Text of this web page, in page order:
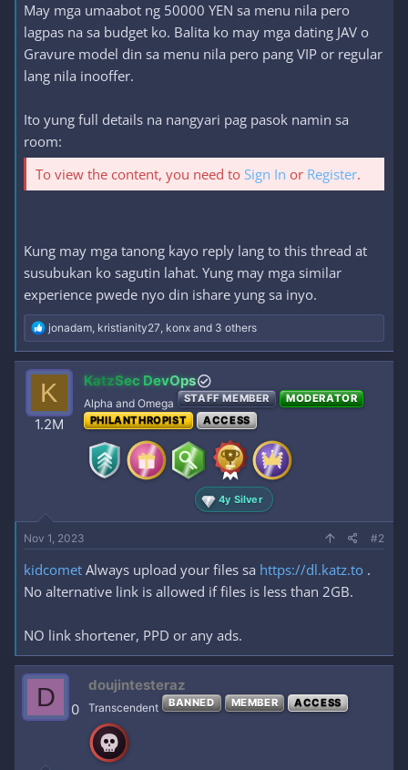
May mga umaabot ng 50000 YEN sa menu nila pero
lagpas na sa budget ko. Balita ko may mga dating JAV o
Gravure model din sa menu nila pero pang VIP or regular
lang nila inooffer.
Ito yung full details na nangyari pag pasok namin sa
room:
To view the content, you need to Sign In or Register.
Kung may mga tanong kayo reply lang to this thread at
susubukan ko sagutin lahat. Yung may mga similar
experience pwede nyo din ishare yung sa inyo.
R
e
a
c
t
i
o
n
jonadam, kristianity27, konx and 3 others
K
1.2M
KatzSec DevOps
Alpha and Omega STAFF MEMBER
MODERATOR
PHILANTHROPIST
ACCESS
4y Silver
Nov 1, 2023 #2
kidcomet Always upload your files sa https://dl.katz.to .
No alternative link is allowed if files is less than 2GB.
NO link shortener, PPD or any ads.
D 0
doujintesteraz
Transcendent BANNED MEMBER ACCESS